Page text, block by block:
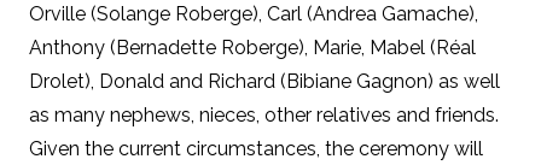
Orville (Solange Roberge), Carl (Andrea Gamache),
Anthony (Bernadette Roberge), Marie, Mabel (Réal
Drolet), Donald and Richard (Bibiane Gagnon) as well
as many nephews, nieces, other relatives and friends.
Given the current circumstances, the ceremony will